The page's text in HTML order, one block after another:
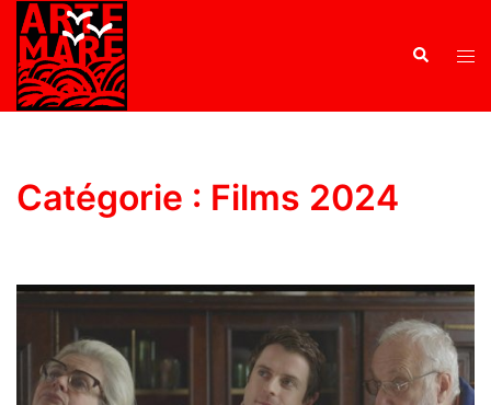
Catégorie : Films 2024